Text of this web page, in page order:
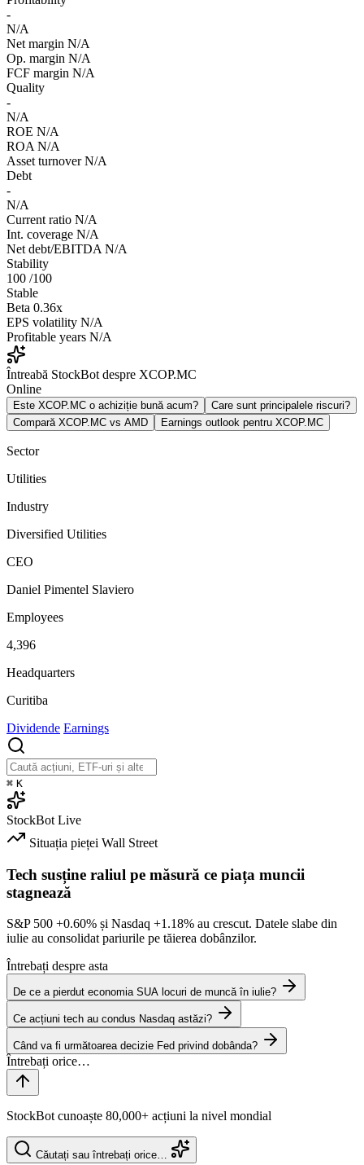
-
N/A
Net margin N/A
Op. margin N/A
FCF margin N/A
Quality
-
N/A
ROE N/A
ROA N/A
Asset turnover N/A
Debt
-
N/A
Current ratio N/A
Int. coverage N/A
Net debt/EBITDA N/A
Stability
100 /100
Stable
Beta 0.36x
EPS volatility N/A
Profitable years N/A
Întreabă StockBot despre XCOP.MC
Online
Este XCOP.MC o achiziție bună acum?
Care sunt principalele riscuri?
Compară XCOP.MC vs AMD
Earnings outlook pentru XCOP.MC
Sector
Utilities
Industry
Diversified Utilities
CEO
Daniel Pimentel Slaviero
Employees
4,396
Headquarters
Curitiba
Dividende Earnings
⌘ K
StockBot Live
Situația pieței Wall Street
Tech susține raliul pe măsură ce piața muncii
stagnează
S&P 500 +0.60% și Nasdaq +1.18% au crescut. Datele slabe din
iulie au consolidat pariurile pe tăierea dobânzilor.
Întrebați despre asta
De ce a pierdut economia SUA locuri de muncă în iulie?
Ce acțiuni tech au condus Nasdaq astăzi?
Când va fi următoarea decizie Fed privind dobânda?
StockBot cunoaște 80,000+ acțiuni la nivel mondial
Căutați sau întrebați orice…